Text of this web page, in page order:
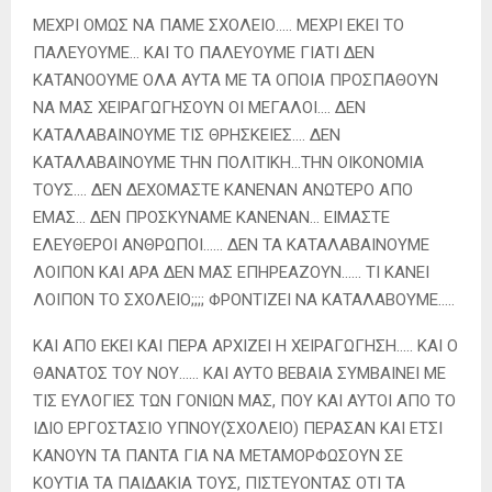
ΜΕΧΡΙ ΟΜΩΣ ΝΑ ΠΑΜΕ ΣΧΟΛΕΙΟ….. ΜΕΧΡΙ ΕΚΕΙ ΤΟ
ΠΑΛΕΥΟΥΜΕ… ΚΑΙ ΤΟ ΠΑΛΕΥΟΥΜΕ ΓΙΑΤΙ ΔΕΝ
ΚΑΤΑΝΟΟΥΜΕ ΟΛΑ ΑΥΤΑ ΜΕ ΤΑ ΟΠΟΙΑ ΠΡΟΣΠΑΘΟΥΝ
ΝΑ ΜΑΣ ΧΕΙΡΑΓΩΓΗΣΟΥΝ ΟΙ ΜΕΓΑΛΟΙ…. ΔΕΝ
ΚΑΤΑΛΑΒΑΙΝΟΥΜΕ ΤΙΣ ΘΡΗΣΚΕΙΕΣ…. ΔΕΝ
ΚΑΤΑΛΑΒΑΙΝΟΥΜΕ ΤΗΝ ΠΟΛΙΤΙΚΗ…ΤΗΝ ΟΙΚΟΝΟΜΙΑ
ΤΟΥΣ…. ΔΕΝ ΔΕΧΟΜΑΣΤΕ ΚΑΝΕΝΑΝ ΑΝΩΤΕΡΟ ΑΠΟ
ΕΜΑΣ… ΔΕΝ ΠΡΟΣΚΥΝΑΜΕ ΚΑΝΕΝΑΝ… ΕΙΜΑΣΤΕ
ΕΛΕΥΘΕΡΟΙ ΑΝΘΡΩΠΟΙ…… ΔΕΝ ΤΑ ΚΑΤΑΛΑΒΑΙΝΟΥΜΕ
ΛΟΙΠΟΝ ΚΑΙ ΑΡΑ ΔΕΝ ΜΑΣ ΕΠΗΡΕΑΖΟΥΝ…… ΤΙ ΚΑΝΕΙ
ΛΟΙΠΟΝ ΤΟ ΣΧΟΛΕΙΟ;;;; ΦΡΟΝΤΙΖΕΙ ΝΑ ΚΑΤΑΛΑΒΟΥΜΕ…..
ΚΑΙ ΑΠΟ ΕΚΕΙ ΚΑΙ ΠΕΡΑ ΑΡΧΙΖΕΙ Η ΧΕΙΡΑΓΩΓΗΣΗ….. ΚΑΙ Ο
ΘΑΝΑΤΟΣ ΤΟΥ ΝΟΥ…… ΚΑΙ ΑΥΤΟ ΒΕΒΑΙΑ ΣΥΜΒΑΙΝΕΙ ΜΕ
ΤΙΣ ΕΥΛΟΓΙΕΣ ΤΩΝ ΓΟΝΙΩΝ ΜΑΣ, ΠΟΥ ΚΑΙ ΑΥΤΟΙ ΑΠΟ ΤΟ
ΙΔΙΟ ΕΡΓΟΣΤΑΣΙΟ ΥΠΝΟΥ(ΣΧΟΛΕΙΟ) ΠΕΡΑΣΑΝ ΚΑΙ ΕΤΣΙ
ΚΑΝΟΥΝ ΤΑ ΠΑΝΤΑ ΓΙΑ ΝΑ ΜΕΤΑΜΟΡΦΩΣΟΥΝ ΣΕ
ΚΟΥΤΙΑ ΤΑ ΠΑΙΔΑΚΙΑ ΤΟΥΣ, ΠΙΣΤΕΥΟΝΤΑΣ ΟΤΙ ΤΑ